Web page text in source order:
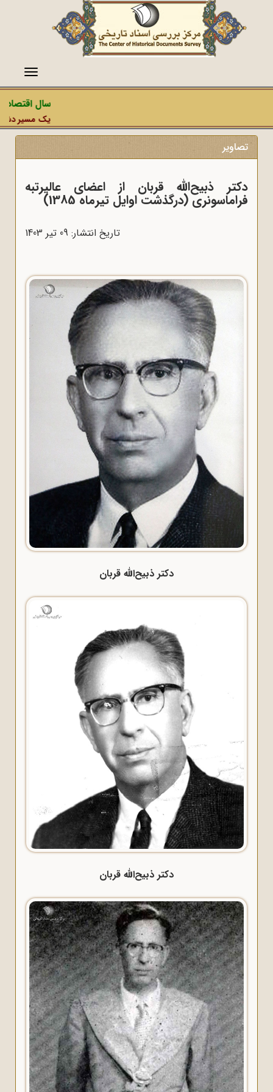
منو
سال
یک مسیر
تصاویر
دکتر ذبیح‌الله قربان از اعضای عالیرتبه
فراماسونری (درگذشت اوایل تیرماه 1385)
تاریخ انتشار: 09 تير 1403
دکتر ذبیح‌الله قربان
دکتر ذبیح‌الله قربان